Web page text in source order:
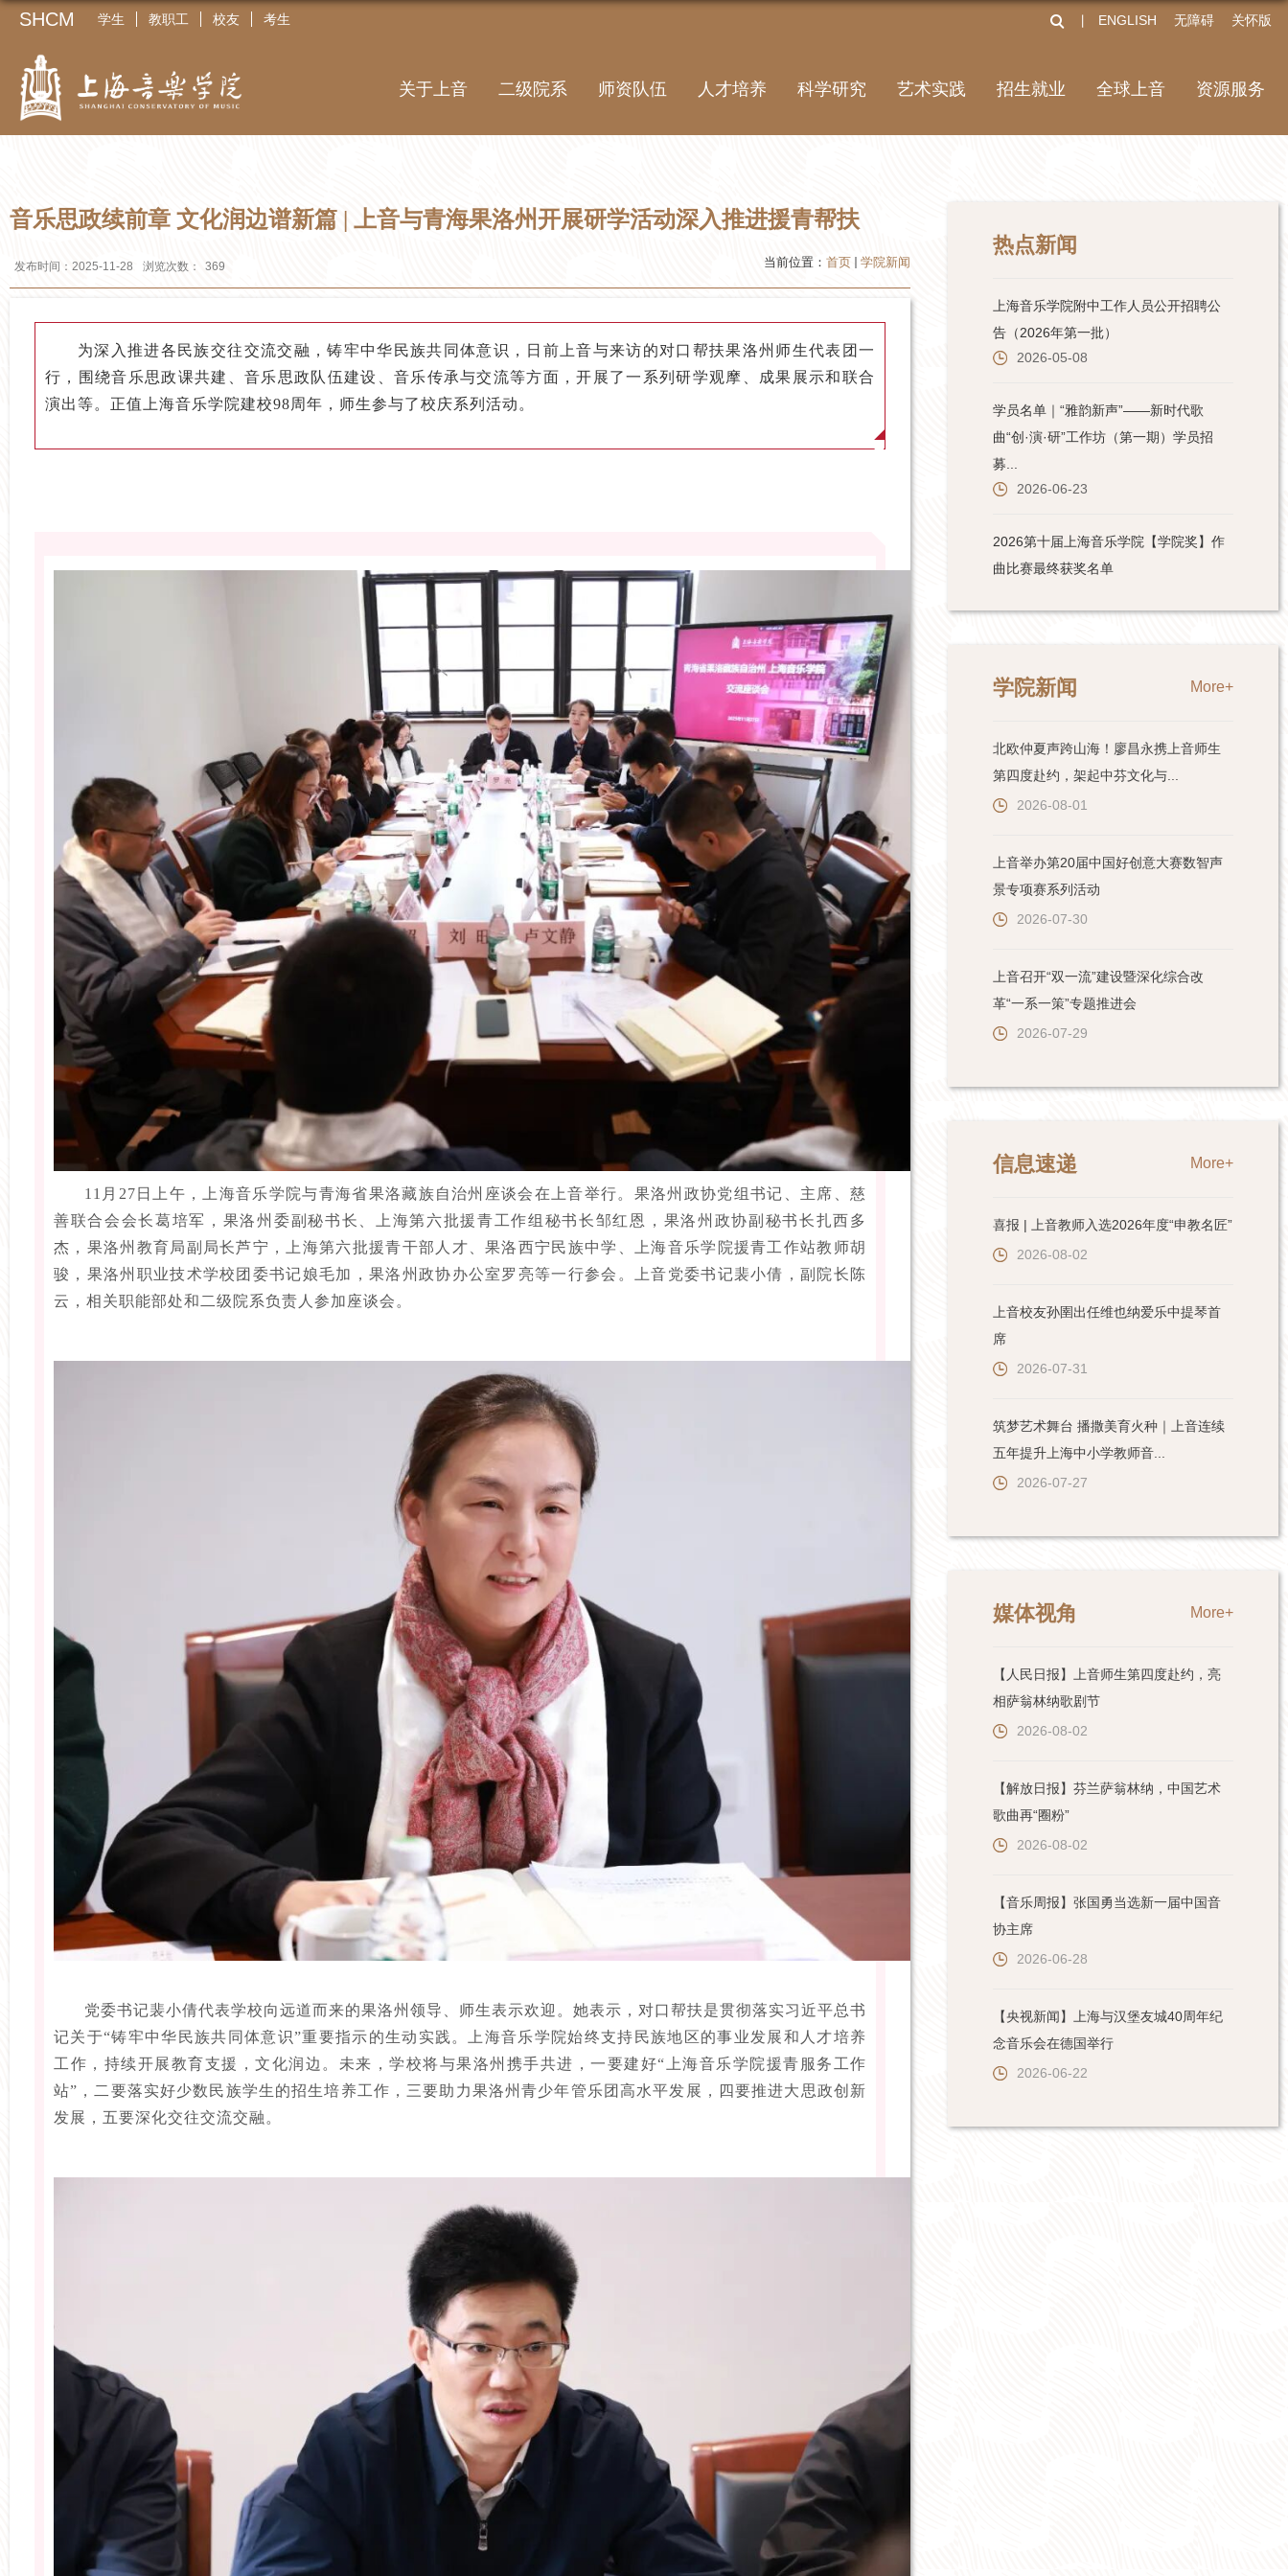
SHCM 学生 教职工 校友 考生 ENGLISH 无障碍 关怀版
关于上音 二级院系 师资队伍 人才培养 科学研究 艺术实践 招生就业 全球上音 资源服务
音乐思政续前章 文化润边谱新篇 | 上音与青海果洛州开展研学活动深入推进援青帮扶
发布时间：2025-11-28 浏览次数： 369 当前位置： 首页 学院新闻
为深入推进各民族交往交流交融，铸牢中华民族共同体意识，日前上音与来访的对口帮扶果洛州师生代表团一
行，围绕音乐思政课共建、音乐思政队伍建设、音乐传承与交流等方面，开展了一系列研学观摩、成果展示和联合
演出等。正值上海音乐学院建校98周年，师生参与了校庆系列活动。
11月27日上午，上海音乐学院与青海省果洛藏族自治州座谈会在上音举行。果洛州政协党组书记、主席、慈
善联合会会长葛培军，果洛州委副秘书长、上海第六批援青工作组秘书长邹红恩，果洛州政协副秘书长扎西多
杰，果洛州教育局副局长芦宁，上海第六批援青干部人才、果洛西宁民族中学、上海音乐学院援青工作站教师胡
骏，果洛州职业技术学校团委书记娘毛加，果洛州政协办公室罗亮等一行参会。上音党委书记裴小倩，副院长陈
云，相关职能部处和二级院系负责人参加座谈会。
党委书记裴小倩代表学校向远道而来的果洛州领导、师生表示欢迎。她表示，对口帮扶是贯彻落实习近平总书
记关于“铸牢中华民族共同体意识”重要指示的生动实践。上海音乐学院始终支持民族地区的事业发展和人才培养
工作，持续开展教育支援，文化润边。未来，学校将与果洛州携手共进，一要建好“上海音乐学院援青服务工作
站”，二要落实好少数民族学生的招生培养工作，三要助力果洛州青少年管乐团高水平发展，四要推进大思政创新
发展，五要深化交往交流交融。
热点新闻
学院新闻 More+
北欧仲夏声跨山海！廖昌永携上音师生
第四度赴约，架起中芬文化与...
2026-08-01
上音举办第20届中国好创意大赛数智声
景专项赛系列活动
2026-07-30
上音召开“双一流”建设暨深化综合改
革“一系一策”专题推进会
2026-07-29
信息速递 More+
喜报 | 上音教师入选2026年度“申教名匠”
2026-08-02
上音校友孙圉出任维也纳爱乐中提琴首
席
2026-07-31
筑梦艺术舞台 播撒美育火种｜上音连续
五年提升上海中小学教师音...
2026-07-27
媒体视角 More+
【人民日报】上音师生第四度赴约，亮
相萨翁林纳歌剧节
2026-08-02
【解放日报】芬兰萨翁林纳，中国艺术
歌曲再“圈粉”
2026-08-02
【音乐周报】张国勇当选新一届中国音
协主席
2026-06-28
【央视新闻】上海与汉堡友城40周年纪
念音乐会在德国举行
2026-06-22